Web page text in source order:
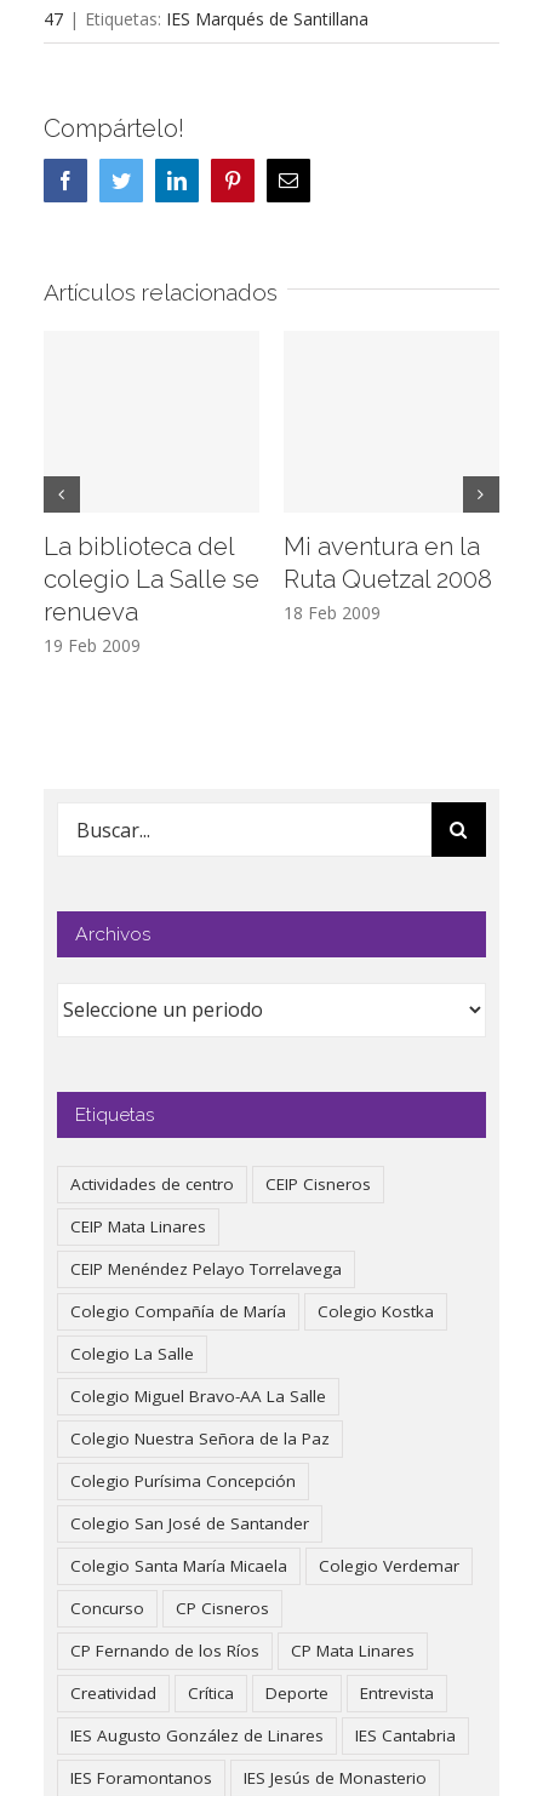
47 | Etiquetas: IES Marqués de Santillana
Compártelo!
FacebookTwitterLinkedInPinterestCorreo
electrónico
Artículos relacionados
La biblioteca del
colegio La Salle se
renueva
19 Feb 2009
Mi aventura en la
Ruta Quetzal 2008
18 Feb 2009
Buscar:
Archivos
Etiquetas
Actividades de centro
CEIP Cisneros
CEIP Mata Linares
CEIP Menéndez Pelayo Torrelavega
Colegio Compañía de María
Colegio Kostka
Colegio La Salle
Colegio Miguel Bravo-AA La Salle
Colegio Nuestra Señora de la Paz
Colegio Purísima Concepción
Colegio San José de Santander
Colegio Santa María Micaela
Colegio Verdemar
Concurso
CP Cisneros
CP Fernando de los Ríos
CP Mata Linares
Creatividad
Crítica Deporte
Entrevista
IES Augusto González de Linares
IES Cantabria
IES Foramontanos
IES Jesús de Monasterio